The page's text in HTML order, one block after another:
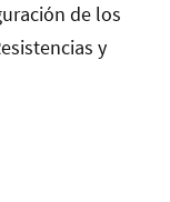
de los
y